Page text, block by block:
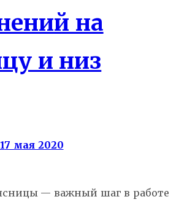
на
и низ
7 мая 2020
— важный шаг в работе